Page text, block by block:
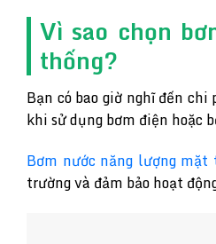
Vì sao chọn
thống?
Bạn có bao giờ nghĩ đến
khi sử dụng bơm điện hoặc
Bơm nước năng lượng mặt
trường và đảm bảo hoạt